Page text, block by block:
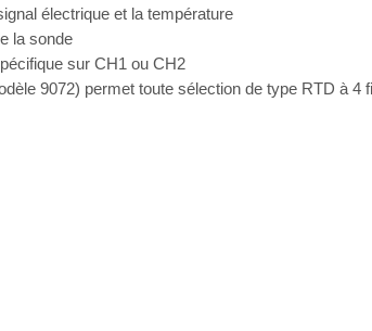
électrique et la température
la sonde
sur CH1 ou CH2
9072) permet toute sélection de type RTD à 4